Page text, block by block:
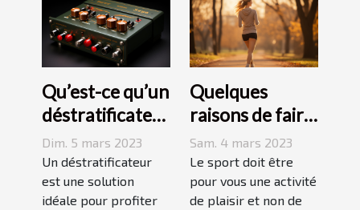
Qu’est-ce qu’un
déstratificateur
?
Dim. 5 mars 2023
Un déstratificateur
est une solution
idéale pour profiter
Quelques
raisons de faire
du sport
Sam. 4 mars 2023
Le sport doit être
pour vous une activité
de plaisir et non de